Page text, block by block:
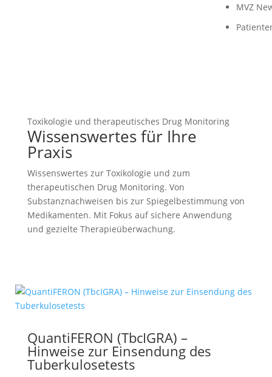
MVZ
Toxikologie und therapeutisches Drug Monitoring
Wissenswertes für Ihre
Praxis
Wissenswertes zur Toxikologie und zum
therapeutischen Drug Monitoring. Von
Substanznachweisen bis zur Spiegelbestimmung von
Medikamenten. Mit Fokus auf sichere Anwendung
und gezielte Therapieüberwachung.
QuantiFERON (TbcIGRA) –
Hinweise zur Einsendung des
Tuberkulosetests